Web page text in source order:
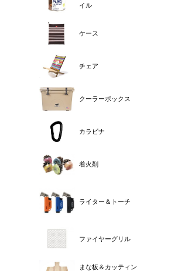
イル
ケース
チェア
クーラーボックス
カラビナ
着火剤
ライター＆トーチ
ファイヤーグリル
まな板＆カッティン